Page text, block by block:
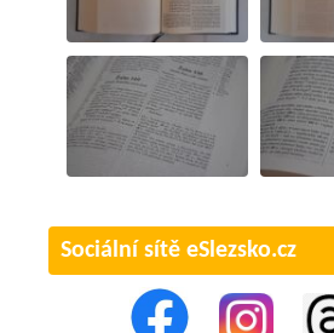
Sociální sítě eSlezsko.cz